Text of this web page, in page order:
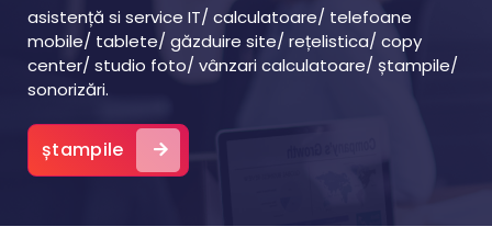
asistență si service IT/ calculatoare/ telefoane
mobile/ tablete/ găzduire site/ rețelistica/ copy
center/ studio foto/ vânzari calculatoare/ ștampile/
sonorizări.
ștampile